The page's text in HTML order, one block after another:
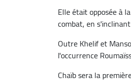
Elle était opposée à
combat, en
Outre Khelif et
l'occurrence
Chaïb sera la